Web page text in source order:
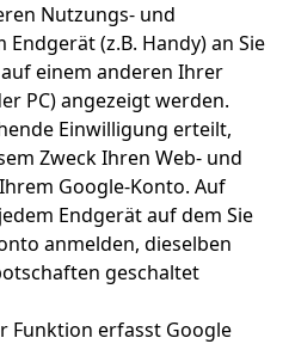
Nutzungs- und
(z.B. Handy) an Sie
einem anderen Ihrer
PC) angezeigt werden.
Einwilligung erteilt,
Zweck Ihren Web- und
Google-Konto. Auf
Endgerät auf dem Sie
anmelden, dieselben
geschaltet
Funktion erfasst Google